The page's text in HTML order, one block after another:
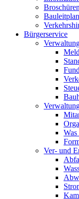
Broschüren
Bürgerservice
Ver- und